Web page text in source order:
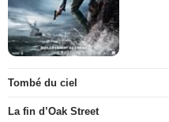
Tombé du ciel
La fin d’Oak Street